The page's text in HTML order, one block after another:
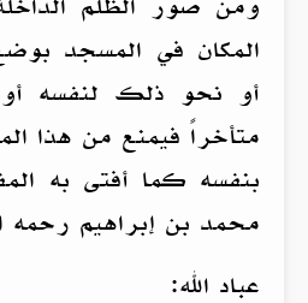
المكان في المسجد
أو نحو ذلك لنفسه
متأخراً فيمنع من هذا
بنفسه كما أفتى به
محمد بن إبراهيم رحمه
عباد الله: